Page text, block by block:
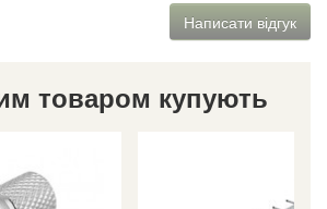
Написати відгук
товаром купують